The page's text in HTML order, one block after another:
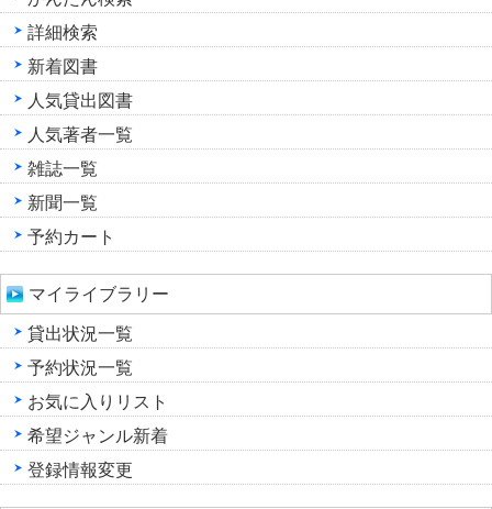
詳細検索
新着図書
人気貸出図書
人気著者一覧
雑誌一覧
新聞一覧
予約カート
マイライブラリー
貸出状況一覧
予約状況一覧
お気に入りリスト
希望ジャンル新着
登録情報変更